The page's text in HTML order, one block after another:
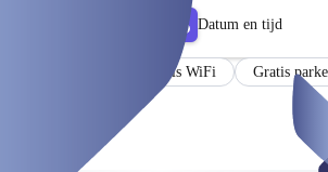
Datum en tijd
Gratis WiFi Gratis